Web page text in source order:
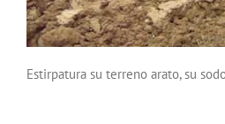
Estirpatura su terreno arato, su